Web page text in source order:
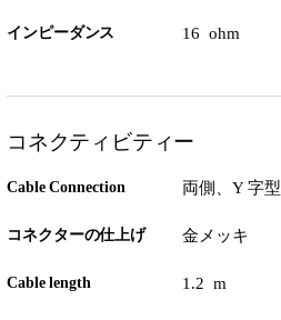
インピーダンス 16 ohm
コネクティビティー
Cable Connection 両側、Y 字型
コネクターの仕上げ 金メッキ
Cable length 1.2 m